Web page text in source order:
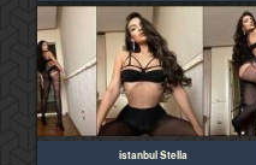
istanbul Stella